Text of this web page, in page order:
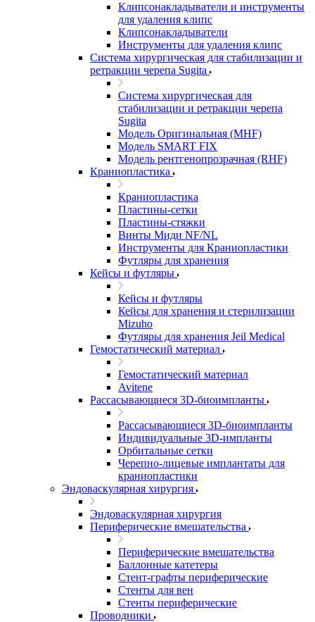
Клипсонакладыватели и инструменты
для удаления клипс
Клипсонакладыватели
Инструменты для удаления клипс
Система хирургическая для стабилизации и
ретракции черепа Sugita
Система хирургическая для
стабилизации и ретракции черепа
Sugita
Модель Оригинальная (MHF)
Модель SMART FIX
Модель рентгенопрозрачная (RHF)
Краниопластика
Краниопластика
Пластины-сетки
Пластины-стяжки
Винты Миди NF/NL
Инструменты для Краниопластики
Футляры для хранения
Кейсы и футляры
Кейсы и футляры
Кейсы для хранения и стерилизации
Mizuho
Футляры для хранения Jeil Medical
Гемостатический материал
Гемостатический материал
Avitene
Рассасывающиеся 3D-биоимпланты
Рассасывающиеся 3D-биоимпланты
Индивидуальные 3D-импланты
Орбитальные сетки
Черепно-лицевые имплантаты для
краниопластики
Эндоваскулярная хирургия
Эндоваскулярная хирургия
Периферические вмешательства
Периферические вмешательства
Баллонные катетеры
Стент-графты периферические
Стенты для вен
Стенты периферические
Проводники